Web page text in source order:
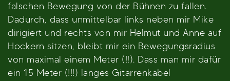
falschen Bewegung von der Bühnen zu fallen.
Dadurch, dass unmittelbar links neben mir Mike
dirigiert und rechts von mir Helmut und Anne auf
Hockern sitzen, bleibt mir ein Bewegungsradius
von maximal einem Meter (!!). Dass man mir dafür
ein 15 Meter (!!!) langes Gitarrenkabel